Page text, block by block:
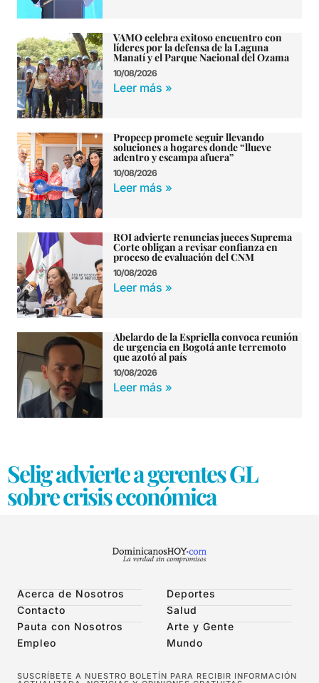
VAMO celebra exitoso encuentro con
líderes por la defensa de la Laguna
Manatí y el Parque Nacional del Ozama
10/08/2026
Leer más »
Propeep promete seguir llevando
soluciones a hogares donde “llueve
adentro y escampa afuera”
10/08/2026
Leer más »
ROI advierte renuncias jueces Suprema
Corte obligan a revisar confianza en
proceso de evaluación del CNM
10/08/2026
Leer más »
Abelardo de la Espriella convoca reunión
de urgencia en Bogotá ante terremoto
que azotó al país
10/08/2026
Leer más »
Selig advierte a gerentes GL
sobre crisis económica
Acerca de Nosotros
Contacto
Pauta con Nosotros
Empleo
Deportes
Salud
Arte y Gente
Mundo
SUSCRÍBETE A NUESTRO BOLETÍN PARA RECIBIR INFORMACIÓN